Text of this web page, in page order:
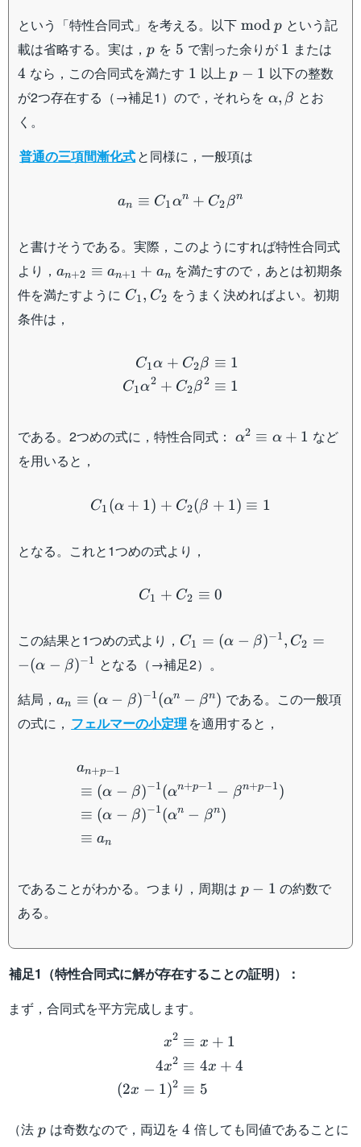
という「特性合同式」を考える。以下 mod p という記
載は省略する。実は，p
p を 5
5 で割った余りが 1
1 または
4 なら，この合同式を満たす 1
1 以上p-
1
p − 1 以下の整数
が2つ存在する（→補足1）ので，それらを \alpha,\beta
α, β とお
く。
普通の三項間漸化式と同様に，一般項は
an ≡ C1αn + C2βn
と書けそうである。実際，このようにすれば特性合同式
より，a_{n+2}\equiv
a_{n+1}+a_{n}
an+2 ≡ an+1 + an を満たすので，あとは初期条
件を満たすように C_1,C_2
C1, C2 をうまく決めればよい。初期
条件は，
C1α + C2β
C1α2 + C2β2
≡ 1
≡ 1
である。2つめの式に，特性合同式： \alpha^2\equiv
α2 ≡ α + 1 など
を用いると，
C1 (α + 1) + C2(β + 1) ≡ 1
となる。これと1つめの式より，
C1 + C2 ≡ 0
この結果と1つめの式より， C_1=(\alpha-
\beta)^{-1},C_2=-
(\alpha-
\beta)^{-1}
C1 = (α − β)−1, C2 =
−(α − β)−1 となる（→補足2）。
結局，a_n\equiv
(\alpha-
\beta)^{-1}
\beta^n)
an ≡ (α − β)−1(αn − βn) である。この一般項
の式に， フェルマーの小定理 を適用すると，
an+p−1
≡ (α − β)−1(αn+p−1 − βn+p−1)
≡ (α − β)−1(αn − βn)
≡ an
であることがわかる。つまり，周期は p-
p − 1 の約数で
ある。
補足1（特性合同式に解が存在することの証明）：
まず，合同式を平方完成します。
x2
4x2
(2x − 1)2
≡ x + 1
≡ 4x + 4
≡ 5
（法 p
pは奇数なので，両辺を4
4 倍しても同値であることに